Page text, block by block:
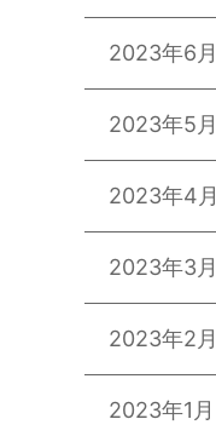
2023年6月
2023年5月
2023年4月
2023年3月
2023年2月
2023年1月